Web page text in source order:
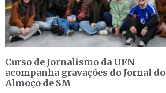
Curso de Jornalismo da UFN
acompanha gravações do Jornal do
Almoço de SM